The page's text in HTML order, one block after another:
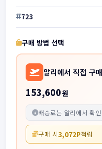
723
구매 방법 선택
알리에서 직접 구매
153,600원
배송료는 알리에서 확인
구매 시3,072P적립